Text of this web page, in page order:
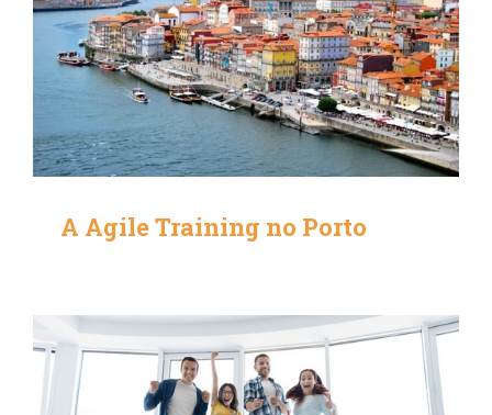
A Agile Training no Porto